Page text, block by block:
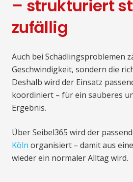
– strukturiert
zufällig
Auch bei Schädlingsproblemen
Geschwindigkeit, sondern die
Deshalb wird der Einsatz
koordiniert – für ein sauberes
Ergebnis.
Über Seibel365 wird der
Köln organisiert – damit aus
wieder ein normaler Alltag wird.